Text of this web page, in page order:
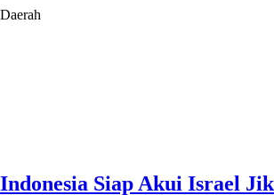
Daerah
Indonesia Siap Akui Israel